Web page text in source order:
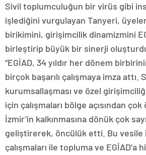
Sivil toplumculuğun bir virüs gibi
işlediğini vurgulayan Tanyeri,
birikimini, girişimcilik dinamizmini
birleştirip büyük bir sinerji
“EGİAD, 34 yıldır her dönem
birçok başarılı çalışmaya imza attı.
kurumsallaşması ve özel
için çalışmaları bölge açısından
İzmir’in kalkınmasına dönük çok
geliştirerek, öncülük etti. Bu vesile
çalışmaları ile topluma ve EGİAD’a